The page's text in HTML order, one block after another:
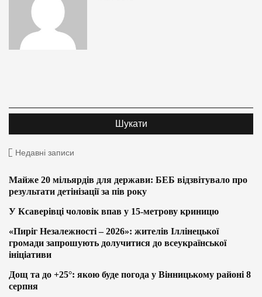
Недавні записи
Майже 20 мільярдів для держави: БЕБ відзвітувало про
результати детінізації за пів року
У Ксаверівці чоловік впав у 15-метрову криницю
«Пиріг Незалежності – 2026»: жителів Іллінецької
громади запрошують долучитися до всеукраїнської
ініціативи
Дощ та до +25°: якою буде погода у Вінницькому районі 8
серпня